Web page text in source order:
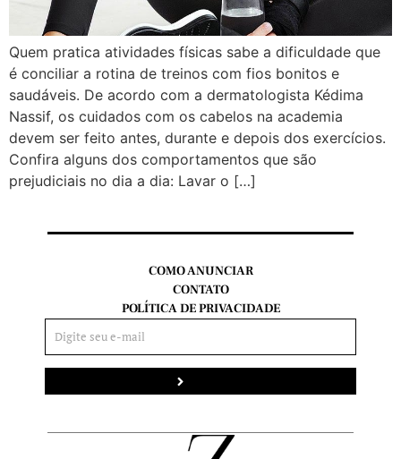
Quem pratica atividades físicas sabe a dificuldade que
é conciliar a rotina de treinos com fios bonitos e
saudáveis. De acordo com a dermatologista Kédima
Nassif, os cuidados com os cabelos na academia
devem ser feito antes, durante e depois dos exercícios.
Confira alguns dos comportamentos que são
prejudiciais no dia a dia: Lavar o […]
COMO ANUNCIAR
CONTATO
POLÍTICA DE PRIVACIDADE